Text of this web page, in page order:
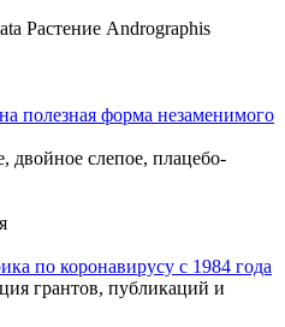
Растение Andrographis
полезная форма незаменимого
двойное слепое, плацебо-
по коронавирусу с 1984 года
грантов, публикаций и